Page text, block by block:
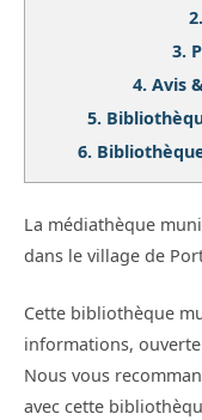
2.
3.
4. Avis
5.
6.
La médiathèque
dans le village de
Cette bibliothèque
informations, ouverte
Nous vous
avec cette